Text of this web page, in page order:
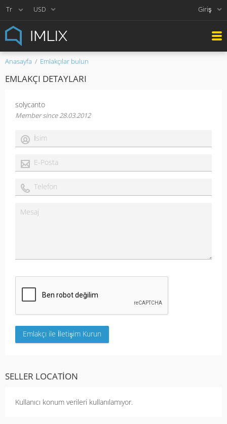
USD Giriş
Anasayfa Emlakçılar bulun
EMLAKÇI DETAYLARI
solycanto
Member since 28.03.2012
SELLER LOCATION
Kullanıcı konum verileri kullanılamıyor.